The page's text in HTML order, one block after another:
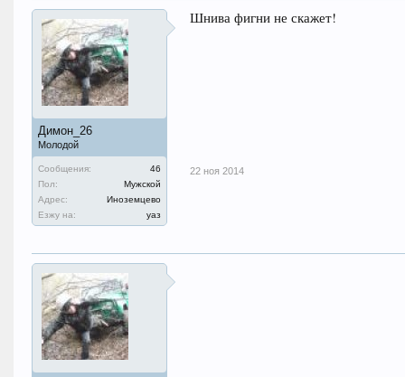
Димон_26
Молодой
Сообщения:
46
Пол:
Мужской
Адрес:
Иноземцево
Езжу на:
уаз
Шнива фигни не скажет!
22 ноя 2014